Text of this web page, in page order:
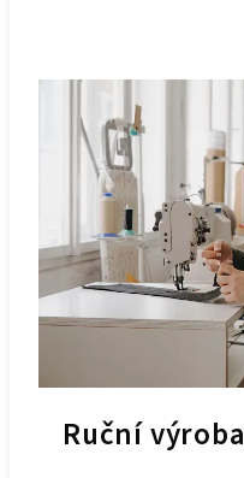
Ruční výroba